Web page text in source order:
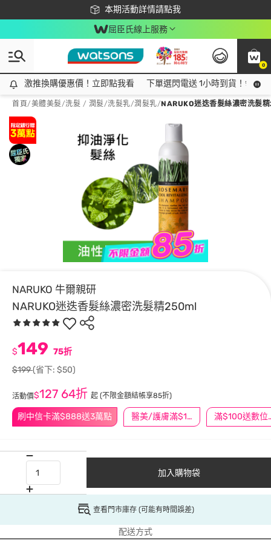
本期活動詳情請點我
下載app最高回饋$350
屈臣氏線上服務
0
激推換購優惠價！立即點我看
激推換購優惠價！立即點我看 下單選閃電送 1小時到貨！領神
首頁/美體美髮/洗髮 / 潤髮/洗髮乳/潤髮乳/NARUKO迷迭香髮絲濃密洗髮
NARUKO 牛爾親研
NARUKO迷迭香髮絲濃密洗髮精250ml
刷中信卡滿$888送3萬點 醫美/護膚滿$1200送$200 滿
$149 75折
$199(省下: $50)
活動價$127 64折 起 (不限金額結帳享85折)
加入購物袋
查看門市庫存 (可能有時間誤差)
配送方式